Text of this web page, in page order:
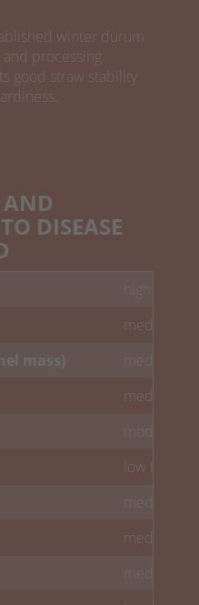
winter durum
processing
good straw stability
AND
DISEASE
high to
medium
mass)
medium
medium to
moderate
low to
medium
medium
medium